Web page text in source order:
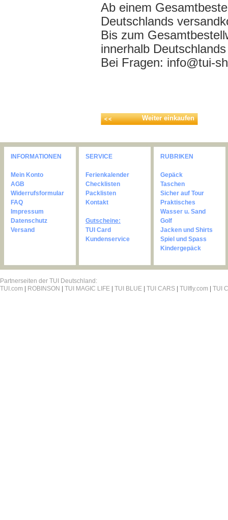
Ab einem
Deutschlands
Bis zum
innerhalb
Bei Fragen: info@tui-
Weiter einkaufen
INFORMATIONEN
Mein Konto
AGB
Widerrufsformular
FAQ
Impressum
Datenschutz
Versand
SERVICE
Ferienkalender
Checklisten
Packlisten
Kontakt
Gutscheine:
TUI Card
Kundenservice
RUBRIKEN
Gepäck
Taschen
Sicher auf Tour
Praktisches
Wasser u. Sand
Golf
Jacken und Shirts
Spiel und Spass
Kindergepäck
Partnerseiten der TUI Deutschland:
TUI.com
ROBINSON TUI MAGIC LIFE TUI BLUE TUI CARS TUIfly.com TUI